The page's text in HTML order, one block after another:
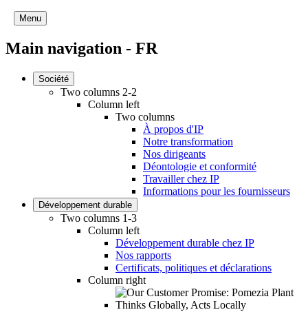
Menu
Main navigation - FR
Société
Two columns 2-2
Column left
Two columns
À propos d'IP
Notre transformation
Nos dirigeants
Déontologie et conformité
Travailler chez IP
Informations pour les fournisseurs
Développement durable
Two columns 1-3
Column left
Développement durable chez IP
Nos rapports
Certificats, politiques et déclarations
Column right